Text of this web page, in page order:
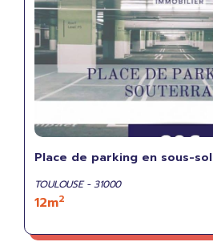
Place de parking en sous-sol
TOULOUSE - 31000
12m2